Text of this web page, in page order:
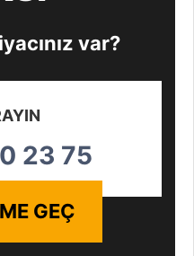
var?
23 75
GEÇ